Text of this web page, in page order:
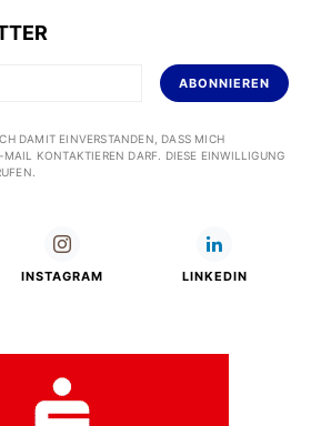
ABONNIEREN
DAMIT EINVERSTANDEN, DASS MICH
MAIL KONTAKTIEREN DARF. DIESE EINWILLIGUNG
INSTAGRAM LINKEDIN